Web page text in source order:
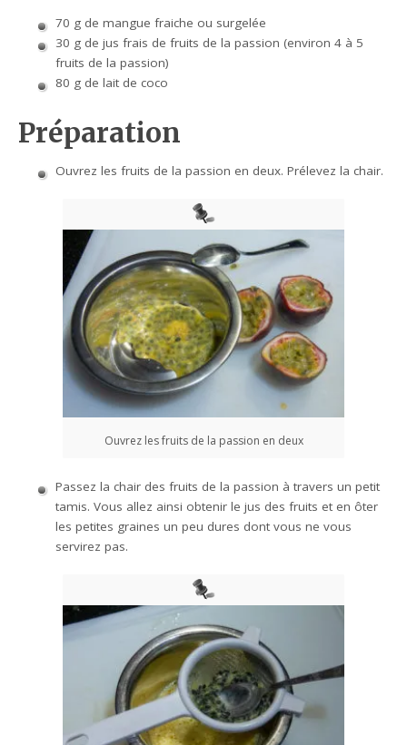
70 g de mangue fraiche ou surgelée
30 g de jus frais de fruits de la passion (environ 4 à 5
fruits de la passion)
80 g de lait de coco
Préparation
Ouvrez les fruits de la passion en deux. Prélevez la chair.
Ouvrez les fruits de la passion en deux
Passez la chair des fruits de la passion à travers un petit
tamis. Vous allez ainsi obtenir le jus des fruits et en ôter
les petites graines un peu dures dont vous ne vous
servirez pas.